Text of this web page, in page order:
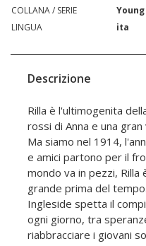
COLLANA / SERIE
LINGUA
ita
Descrizione
Rilla è l'ultimogenita
rossi di Anna e una
Ma siamo nel 1914,
e amici partono per il
mondo va in pezzi,
grande prima del
Ingleside spetta il
ogni giorno, tra
riabbracciare i giovani